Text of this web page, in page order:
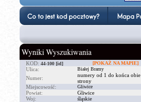
Wyniki Wyszukiwania
KOD: 44-100 [id] [POKAŻ NA MAPIE]
Ulica: Białej Bramy
Numer:
numery od 1 do końca obie
strony
Miejscowość:
Gliwice
Powiat:
Gliwice
Woj:
śląskie